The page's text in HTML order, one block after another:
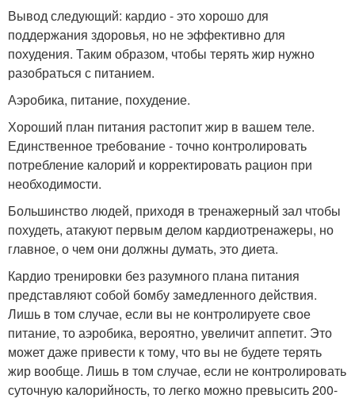
Вывод следующий: кардио - это хорошо для
поддержания здоровья, но не эффективно для
похудения. Таким образом, чтобы терять жир нужно
разобраться с питанием.
Аэробика, питание, похудение.
Хороший план питания растопит жир в вашем теле.
Единственное требование - точно контролировать
потребление калорий и корректировать рацион при
необходимости.
Большинство людей, приходя в тренажерный зал чтобы
похудеть, атакуют первым делом кардиотренажеры, но
главное, о чем они должны думать, это диета.
Кардио тренировки без разумного плана питания
представляют собой бомбу замедленного действия.
Лишь в том случае, если вы не контролируете свое
питание, то аэробика, вероятно, увеличит аппетит. Это
может даже привести к тому, что вы не будете терять
жир вообще. Лишь в том случае, если не контролировать
суточную калорийность, то легко можно превысить 200-